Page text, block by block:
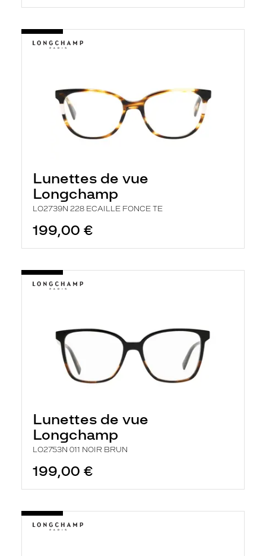
Lunettes de vue
Longchamp
LO2739N 228 ECAILLE FONCE TE
199,00 €
Lunettes de vue
Longchamp
LO2753N 011 NOIR BRUN
199,00 €